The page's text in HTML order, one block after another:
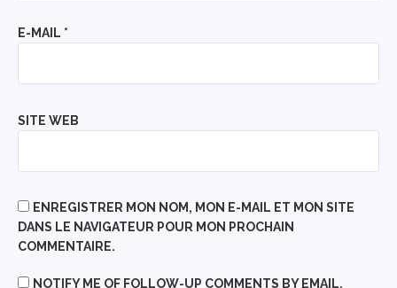
E-MAIL *
SITE WEB
ENREGISTRER MON NOM, MON E-MAIL ET MON SITE
DANS LE NAVIGATEUR POUR MON PROCHAIN
COMMENTAIRE.
NOTIFY ME OF FOLLOW-UP COMMENTS BY EMAIL.